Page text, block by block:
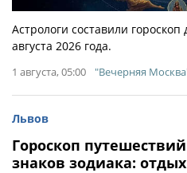
Астрологи составили гороскоп
августа 2026 года.
1 августа, 05:00 "Вечерняя
Львов
Гороскоп
знаков зодиака: